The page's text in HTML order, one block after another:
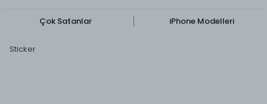
Çok Satanlar iPhone Modelleri
Sticker